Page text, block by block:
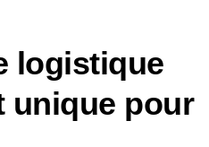
logistique
unique pour